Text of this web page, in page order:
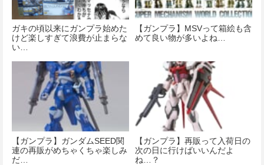
ガキの頃以来にガンプラ始めた
けど楽しすぎて浪費が止まらな
い…
【ガンプラ】MSVって箱絵も含
めて良い物が多いよね…
【ガンプラ】ガンダムSEED関
連の再販がめちゃくちゃ楽しみ
だ…
【ガンプラ】再販って入荷日の
次の日に行けばいいんだよ
ね…？